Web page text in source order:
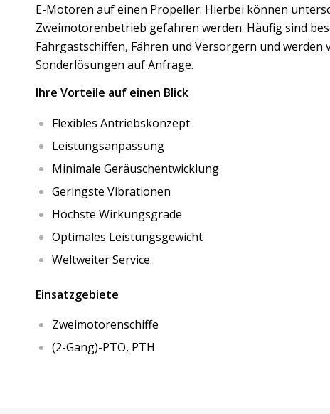
E-Motoren auf einen Propeller. Hierbei können
Zweimotorenbetrieb gefahren werden. Häufig sind
Fahrgastschiffen, Fähren und Versorgern und werden
Sonderlösungen auf Anfrage.
Ihre Vorteile auf einen Blick
Flexibles Antriebskonzept
Leistungsanpassung
Minimale Geräuschentwicklung
Geringste Vibrationen
Höchste Wirkungsgrade
Optimales Leistungsgewicht
Weltweiter Service
Einsatzgebiete
Zweimotorenschiffe
(2-Gang)-PTO, PTH